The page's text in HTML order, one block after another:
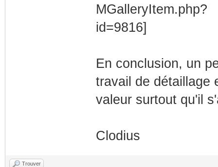
En conclusion, un
travail de détaillage
valeur surtout qu'il
Clodius
Trouver